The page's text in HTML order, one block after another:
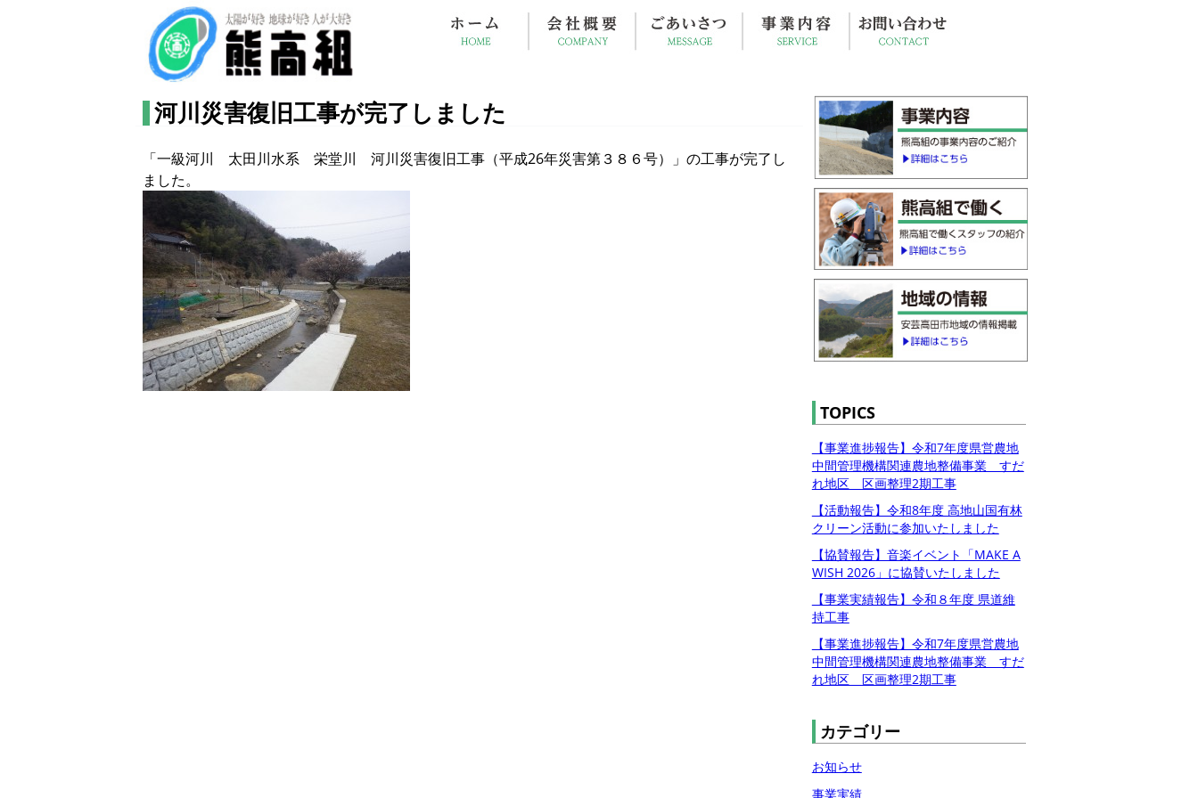
河川災害復旧工事が完了しました
「一級河川 太田川水系 栄堂川 河川災害復旧工事（平成26年災害第３８６号）」の工事が完了し
ました。
TOPICS
【事業進捗報告】令和7年度県営農地
中間管理機構関連農地整備事業 すだ
れ地区 区画整理2期工事
【活動報告】令和8年度 高地山国有林
クリーン活動に参加いたしました
【協賛報告】音楽イベント「MAKE A
WISH 2026」に協賛いたしました
【事業実績報告】令和８年度 県道維
持工事
【事業進捗報告】令和7年度県営農地
中間管理機構関連農地整備事業 すだ
れ地区 区画整理2期工事
カテゴリー
お知らせ
事業実績